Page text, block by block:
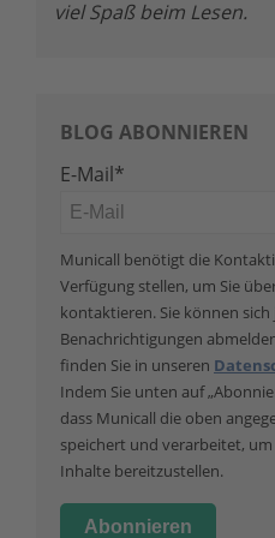
viel Spaß beim Lesen.
BLOG ABONNIEREN
E-Mail*
Municall benötigt die
Verfügung stellen, um Sie
kontaktieren. Sie können
Benachrichtigungen
finden Sie in unseren
Indem Sie unten auf
dass Municall die oben
speichert und verarbeitet,
Inhalte bereitzustellen.